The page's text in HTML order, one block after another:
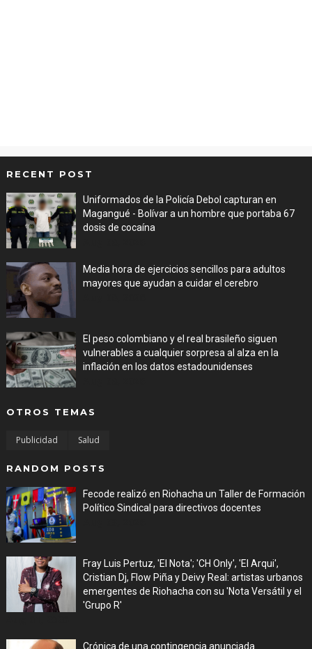
RECENT POST
Uniformados de la Policía Debol capturan en
Magangué - Bolívar a un hombre que portaba 67
dosis de cocaína
Media hora de ejercicios sencillos para adultos
mayores que ayudan a cuidar el cerebro
El peso colombiano y el real brasileño siguen
vulnerables a cualquier sorpresa al alza en la
inflación en los datos estadounidenses
OTROS TEMAS
Publicidad Salud
RANDOM POSTS
Fecode realizó en Riohacha un Taller de Formación
Político Sindical para directivos docentes
Fray Luis Pertuz, 'El Nota'; 'CH Only', 'El Arqui',
Cristian Dj, Flow Piña y Deivy Real: artistas urbanos
emergentes de Riohacha con su 'Nota Versátil y el
'Grupo R'
Crónica de una contingencia anunciada